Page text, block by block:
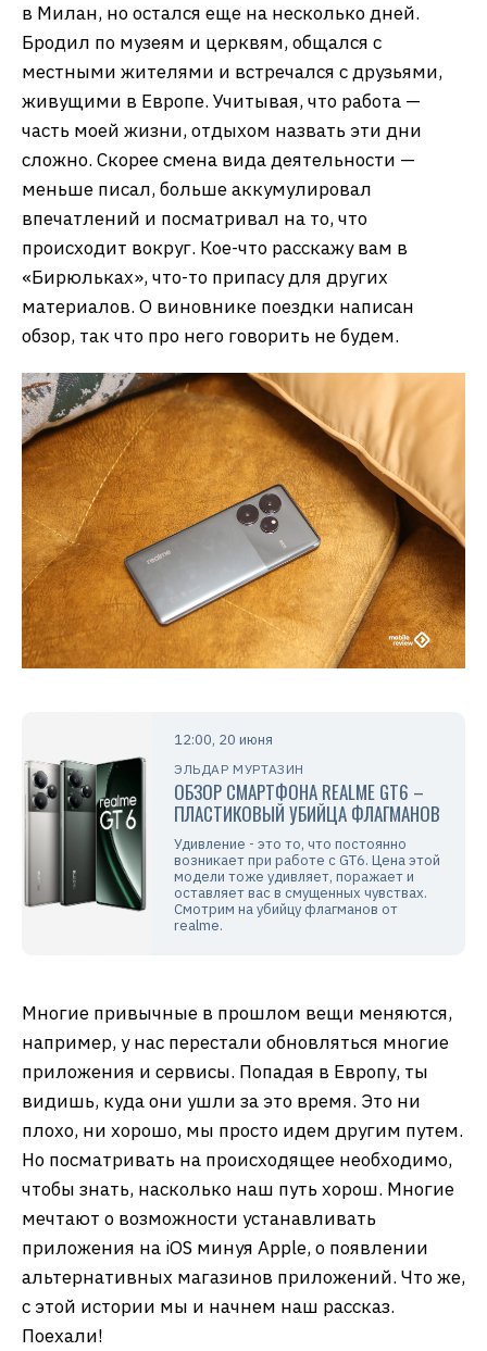
в Милан, но остался еще на несколько дней.
Бродил по музеям и церквям, общался с
местными жителями и встречался с друзьями,
живущими в Европе. Учитывая, что работа —
часть моей жизни, отдыхом назвать эти дни
сложно. Скорее смена вида деятельности —
меньше писал, больше аккумулировал
впечатлений и посматривал на то, что
происходит вокруг. Кое-что расскажу вам в
«Бирюльках», что-то припасу для других
материалов. О виновнике поездки написан
обзор, так что про него говорить не будем.
12:00, 20 июня
ЭЛЬДАР МУРТАЗИН
ОБЗОР СМАРТФОНА REALME GT6 –
ПЛАСТИКОВЫЙ УБИЙЦА ФЛАГМАНОВ
Удивление - это то, что постоянно
возникает при работе с GT6. Цена этой
модели тоже удивляет, поражает и
оставляет вас в смущенных чувствах.
Смотрим на убийцу флагманов от
realme.
Многие привычные в прошлом вещи меняются,
например, у нас перестали обновляться многие
приложения и сервисы. Попадая в Европу, ты
видишь, куда они ушли за это время. Это ни
плохо, ни хорошо, мы просто идем другим путем.
Но посматривать на происходящее необходимо,
чтобы знать, насколько наш путь хорош. Многие
мечтают о возможности устанавливать
приложения на iOS минуя Apple, о появлении
альтернативных магазинов приложений. Что же,
с этой истории мы и начнем наш рассказ.
Поехали!